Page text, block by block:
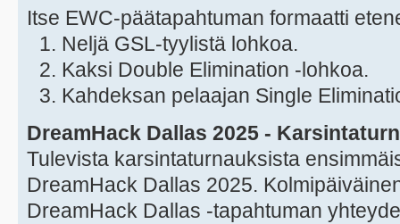
Itse EWC-päätapahtuman formaatti
Neljä GSL-tyylistä lohkoa.
Kaksi Double Elimination -lohkoa.
Kahdeksan pelaajan Single
DreamHack Dallas 2025 -
Tulevista karsintaturnauksista
DreamHack Dallas 2025.
DreamHack Dallas -tapahtuman